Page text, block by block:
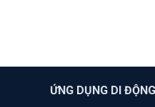
ỨNG DỤNG DI ĐỘNG